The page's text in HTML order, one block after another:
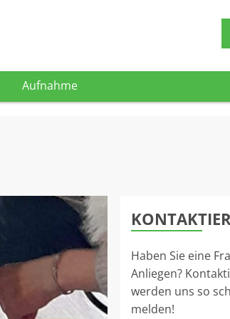
Aufnahme
Haben Sie eine
Anliegen?
werden uns so
melden!